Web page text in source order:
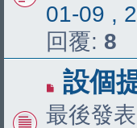
01-09 ,
回覆: 8
設個
最後發